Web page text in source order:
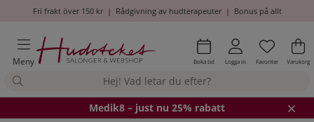
Fri frakt över 150 kr| Rådgivning av hudterapeuter| Bonus på allt
Meny Boka tid Logga in Antal i
.
Favoriter .
Varukorg
Medik8 – just nu 25% rabatt